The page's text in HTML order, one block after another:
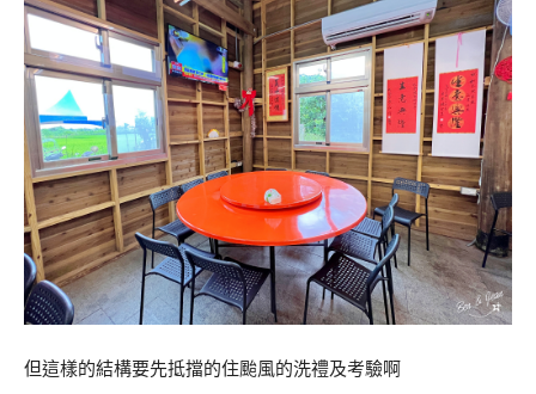
但這樣的結構要先抵擋的住颱風的洗禮及考驗啊